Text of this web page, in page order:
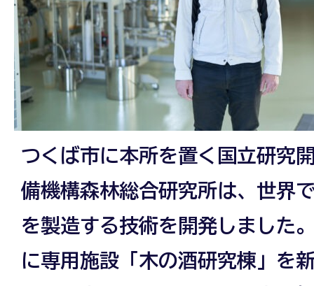
つくば市に本所を置く国立研究
備機構森林総合研究所は、世界
を製造する技術を開発しました
に専用施設「木の酒研究棟」を